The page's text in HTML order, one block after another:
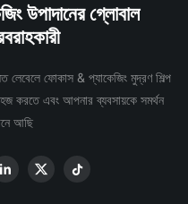
উপাদানের গ্লোবাল
লেবেলে ফোকাস & প্যাকেজিং মুদ্রণ শিল্প
করতে এবং আপনার ব্যবসায়কে সমর্থন
আছি